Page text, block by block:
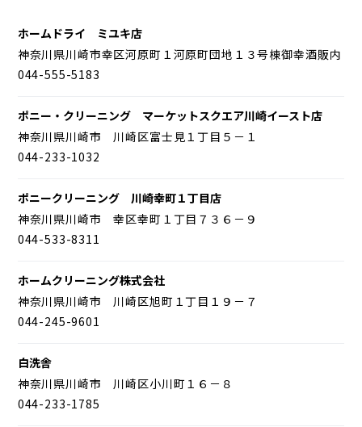
ホームドライ ミユキ店
神奈川県川崎市幸区河原町１河原町団地１３号棟御幸酒販内
044-555-5183
ポニー・クリーニング マーケットスクエア川崎イースト店
神奈川県川崎市 川崎区富士見１丁目５－１
044-233-1032
ポニークリーニング 川崎幸町１丁目店
神奈川県川崎市 幸区幸町１丁目７３６－９
044-533-8311
ホームクリーニング株式会社
神奈川県川崎市 川崎区旭町１丁目１９－７
044-245-9601
白洗舎
神奈川県川崎市 川崎区小川町１６－８
044-233-1785